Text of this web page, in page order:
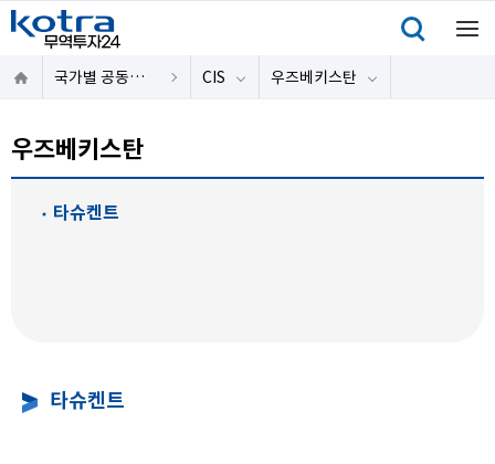
국가별 공동물류센터 CIS 우즈베키스탄
우즈베키스탄
타슈켄트
타슈켄트